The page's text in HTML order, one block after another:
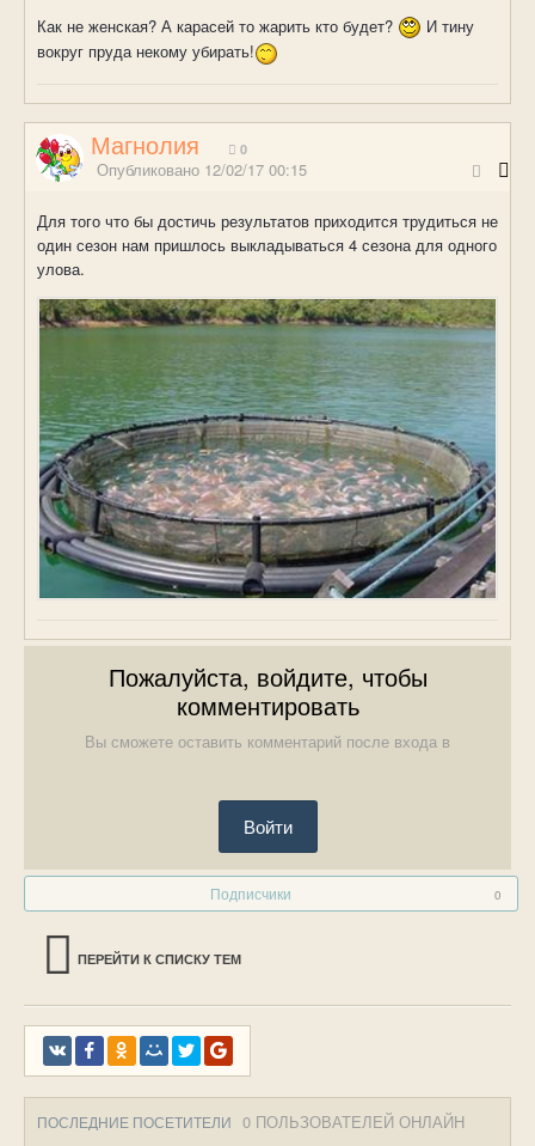
Как не женская? А карасей то жарить кто будет?
И тину
вокруг пруда некому убирать!
Магнолия 0
Опубликовано 12/02/17 00:15
Для того что бы достичь результатов приходится трудиться не
один сезон нам пришлось выкладываться 4 сезона для одного
улова.
Пожалуйста, войдите, чтобы
комментировать
Вы сможете оставить комментарий после входа в
Войти
Подписчики 0
ПЕРЕЙТИ К СПИСКУ ТЕМ
ПОСЛЕДНИЕ ПОСЕТИТЕЛИ 0 ПОЛЬЗОВАТЕЛЕЙ ОНЛАЙН